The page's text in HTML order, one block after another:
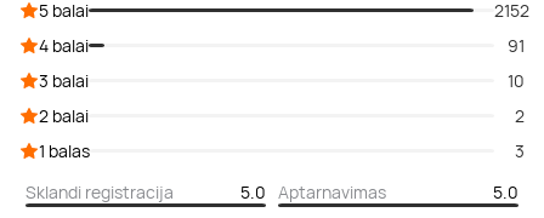
5 balai
2152
4 balai
91
3 balai
10
2 balai
2
1 balas
3
Sklandi registracija
5.0 Aptarnavimas
5.0